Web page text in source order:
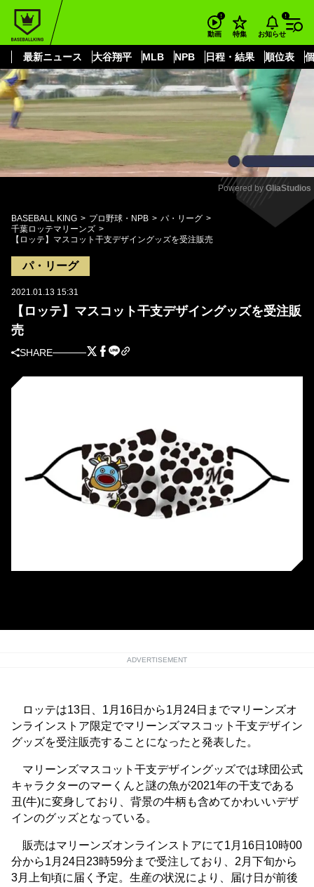
動画 特集 お知らせ
最新ニュース 大谷翔平 MLB NPB 日程・結果 順位表
もっと見る
Mute
Powered by GliaStudios
BASEBALL KING プロ野球・NPB
パ・リーグ
千葉ロッテマリーンズ
【ロッテ】マスコット干支デザイングッズを受注販売
パ・リーグ
2021.01.13 15:31
【ロッテ】マスコット干支デザイングッズを受注販
売
SHARE
ADVERTISEMENT
ロッテは13日、1月16日から1月24日までマリーンズオ
ンラインストア限定でマリーンズマスコット干支デザイン
グッズを受注販売することになったと発表した。
マリーンズマスコット干支デザイングッズでは球団公式
キャラクターのマーくんと謎の魚が2021年の干支である
丑(牛)に変身しており、背景の牛柄も含めてかわいいデザ
インのグッズとなっている。
販売はマリーンズオンラインストアにて1月16日10時00
分から1月24日23時59分まで受注しており、2月下旬から
3月上旬頃に届く予定。生産の状況により、届け日が前後